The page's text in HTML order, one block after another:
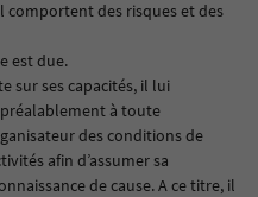
comportent des risques et des
est due.
sur ses capacités, il lui
à toute
des conditions de
afin d’assumer sa
de cause. A ce titre, il